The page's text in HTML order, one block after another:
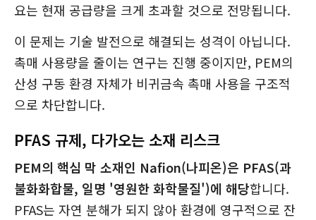
요는 현재 공급량을 크게 초과할 것으로 전망됩니다.
이 문제는 기술 발전으로 해결되는 성격이 아닙니다.
촉매 사용량을 줄이는 연구는 진행 중이지만, PEM의
산성 구동 환경 자체가 비귀금속 촉매 사용을 구조적
으로 차단합니다.
PFAS 규제, 다가오는 소재 리스크
PEM의 핵심 막 소재인 Nafion(나피온)은 PFAS(과
불화화합물, 일명 '영원한 화학물질')에 해당합니다.
PFAS는 자연 분해가 되지 않아 환경에 영구적으로 잔